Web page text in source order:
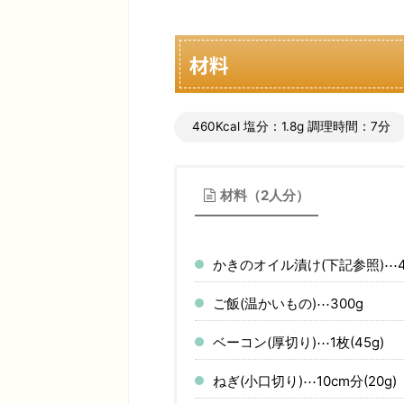
材料
460Kcal 塩分：1.8g 調理時間：7分
材料（2人分）
かきのオイル漬け(下記参照
ご飯(温かいもの)⋯300g
ベーコン(厚切り)⋯1枚(45g)
ねぎ(小口切り)⋯10cm分(20g)